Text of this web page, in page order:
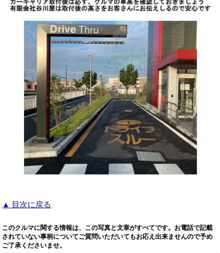
▲ 目次に戻る
このクルマに関する情報は、この写真と文章がすべてです。お電話で記載
されていない事柄についてご質問いただいてもお応え出来ませんので予め
ご了承くださいませ。